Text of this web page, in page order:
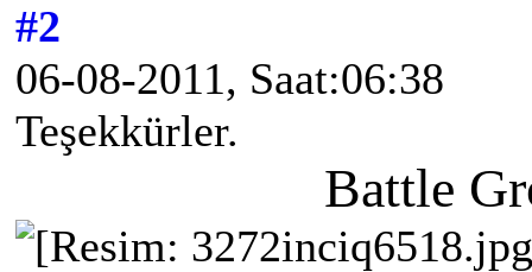
#2
06-08-2011, Saat:06:38
Teşekkürler.
Battle